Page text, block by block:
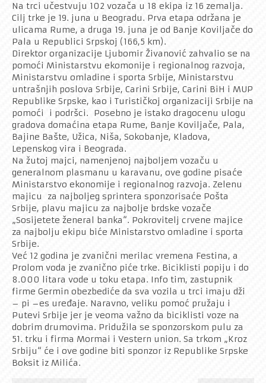
Na trci učestvuju 102 vozača u 18 ekipa iz 16 zemalja.
Cilj trke je 19. juna u Beogradu. Prva etapa održana je
ulicama Rume, a druga 19. juna je od Banje Koviljače do
Pala u Republici Srpskoj (166,5 km).
Direktor organizacije Ljubomir Živanović zahvalio se na
pomoći Ministarstvu ekomonije i regionalnog razvoja,
Ministarstvu omladine i sporta Srbije, Ministarstvu
untrašnjih poslova Srbije, Carini Srbije, Carini BiH i MUP
Republike Srpske, kao i Turističkoj organizaciji Srbije na
pomoći i podršci. Posebno je istako dragocenu ulogu
gradova domaćina etapa Rume, Banje Koviljače, Pala,
Bajine Bašte, Užica, Niša, Sokobanje, Kladova,
Lepenskog vira i Beograda.
Na žutoj majci, namenjenoj najboljem vozaču u
generalnom plasmanu u karavanu, ove godine pisaće
Ministarstvo ekonomije i regionalnog razvoja. Zelenu
majicu za najboljeg sprintera sponzorisaće Pošta
Srbije, plavu majicu za najbolje brdske vozače
„Sosijetete ženeral banka“. Pokrovitelj crvene majice
za najbolju ekipu biće Ministarstvo omladine i sporta
Srbije.
Već 12 godina je zvanični merilac vremena Festina, a
Prolom voda je zvanično piće trke. Biciklisti popiju i do
8.000 litara vode u toku etapa. Info tim, zastupnik
firme Germin obezbediće da sva vozila u trci imaju dži
– pi –es uređaje. Naravno, veliku pomoć pružaju i
Putevi Srbije jer je veoma važno da biciklisti voze na
dobrim drumovima. Pridužila se sponzorskom pulu za
51. trku i firma Mormai i Vestern union. Sa trkom „Kroz
Srbiju“ će i ove godine biti sponzor iz Republike Srpske
Boksit iz Milića.